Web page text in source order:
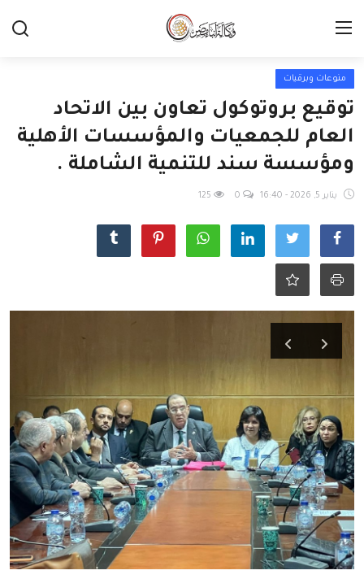
منوعات وبرقيات
توقيع بروتوكول تعاون بين الاتحاد
العام للجمعيات والمؤسسات الأهلية
ومؤسسة سند للتنمية الشاملة .
يناير 5, 2026 - 16:40